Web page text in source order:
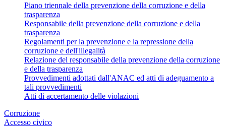
Piano triennale della prevenzione della corruzione e della
trasparenza
Responsabile della prevenzione della corruzione e della
trasparenza
Regolamenti per la prevenzione e la repressione della
corruzione e dell'illegalità
Relazione del responsabile della prevenzione della corruzione
e della trasparenza
Provvedimenti adottati dall'ANAC ed atti di adeguamento a
tali provvedimenti
Atti di accertamento delle violazioni
Corruzione
Accesso civico